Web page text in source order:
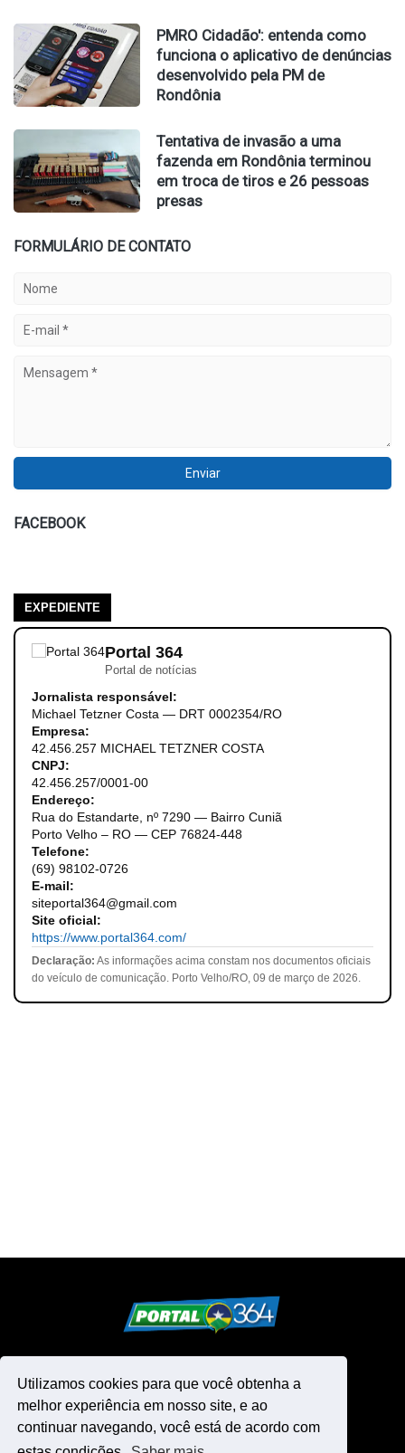
Utilizamos cookies para que você obtenha a
melhor experiência em nosso site, e ao
continuar navegando, você está de acordo com
PMRO Cidadão': entenda como
funciona o aplicativo de denúncias
desenvolvido pela PM de
Rondônia
Tentativa de invasão a uma
fazenda em Rondônia terminou
em troca de tiros e 26 pessoas
presas
FORMULÁRIO DE CONTATO
FACEBOOK
EXPEDIENTE
Portal 364
Portal de notícias
Jornalista responsável:
Michael Tetzner Costa — DRT 0002354/RO
Empresa:
42.456.257 MICHAEL TETZNER COSTA
CNPJ:
42.456.257/0001-00
Endereço:
Rua do Estandarte, nº 7290 — Bairro Cuniã
Porto Velho – RO — CEP 76824-448
Telefone:
(69) 98102-0726
E-mail:
siteportal364@gmail.com
Site oficial:
https://www.portal364.com/
Declaração: As informações acima constam nos documentos oficiais
do veículo de comunicação. Porto Velho/RO, 09 de março de 2026.